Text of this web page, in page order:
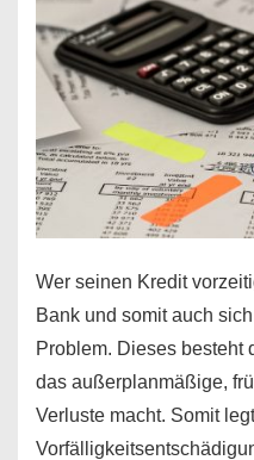
diesen
Regeln!
Wer seinen Kredit
Bank und somit auch
Problem. Dieses besteht
das außerplanmäßige,
Verluste macht. Somit